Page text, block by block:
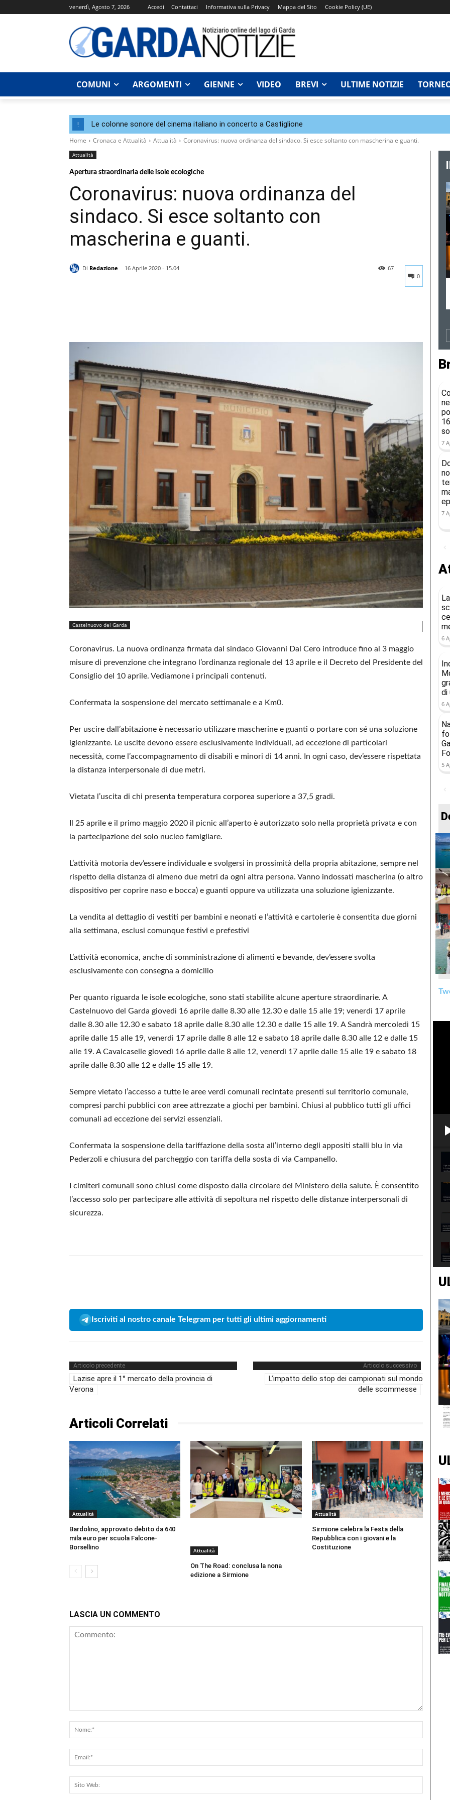
venerdì, Agosto 7, 2026 Accedi Contattaci Informativa sulla Privacy Mappa del Sito Cookie Policy (UE)
COMUNI ARGOMENTI GIENNE VIDEO BREVI ULTIME NOTIZIE
! Le colonne sonore del cinema italiano in concerto a Castiglione
Home Cronaca e Attualità Attualità Coronavirus: nuova ordinanza del sindaco. Si esce soltanto con mascherina e guanti.
Attualità
Apertura straordinaria delle isole ecologiche
Coronavirus: nuova ordinanza del
sindaco. Si esce soltanto con
mascherina e guanti.
Di Redazione
16 Aprile 2020 - 15.04
0
67
Castelnuovo del Garda
Coronavirus. La nuova ordinanza firmata dal sindaco Giovanni Dal Cero introduce fino al 3 maggio
misure di prevenzione che integrano l’ordinanza regionale del 13 aprile e il Decreto del Presidente del
Consiglio del 10 aprile. Vediamone i principali contenuti.
Confermata la sospensione del mercato settimanale e a Km0.
Per uscire dall’abitazione è necessario utilizzare mascherine e guanti o portare con sé una soluzione
igienizzante. Le uscite devono essere esclusivamente individuali, ad eccezione di particolari
necessità, come l’accompagnamento di disabili e minori di 14 anni. In ogni caso, dev’essere rispettata
la distanza interpersonale di due metri.
Vietata l’uscita di chi presenta temperatura corporea superiore a 37,5 gradi.
Il 25 aprile e il primo maggio 2020 il picnic all’aperto è autorizzato solo nella proprietà privata e con
la partecipazione del solo nucleo famigliare.
L’attività motoria dev’essere individuale e svolgersi in prossimità della propria abitazione, sempre nel
rispetto della distanza di almeno due metri da ogni altra persona. Vanno indossati mascherina (o altro
dispositivo per coprire naso e bocca) e guanti oppure va utilizzata una soluzione igienizzante.
La vendita al dettaglio di vestiti per bambini e neonati e l’attività e cartolerie è consentita due giorni
alla settimana, esclusi comunque festivi e prefestivi
L’attività economica, anche di somministrazione di alimenti e bevande, dev’essere svolta
esclusivamente con consegna a domicilio
Per quanto riguarda le isole ecologiche, sono stati stabilite alcune aperture straordinarie. A
Castelnuovo del Garda giovedì 16 aprile dalle 8.30 alle 12.30 e dalle 15 alle 19; venerdì 17 aprile
dalle 8.30 alle 12.30 e sabato 18 aprile dalle 8.30 alle 12.30 e dalle 15 alle 19. A Sandrà mercoledì 15
aprile dalle 15 alle 19, venerdì 17 aprile dalle 8 alle 12 e sabato 18 aprile dalle 8.30 alle 12 e dalle 15
alle 19. A Cavalcaselle giovedì 16 aprile dalle 8 alle 12, venerdì 17 aprile dalle 15 alle 19 e sabato 18
aprile dalle 8.30 alle 12 e dalle 15 alle 19.
Sempre vietato l’accesso a tutte le aree verdi comunali recintate presenti sul territorio comunale,
compresi parchi pubblici con aree attrezzate a giochi per bambini. Chiusi al pubblico tutti gli uffici
comunali ad eccezione dei servizi essenziali.
Confermata la sospensione della tariffazione della sosta all’interno degli appositi stalli blu in via
Pederzoli e chiusura del parcheggio con tariffa della sosta di via Campanello.
I cimiteri comunali sono chiusi come disposto dalla circolare del Ministero della salute. È consentito
l’accesso solo per partecipare alle attività di sepoltura nel rispetto delle distanze interpersonali di
sicurezza.
Iscriviti al nostro canale Telegram per tutti gli ultimi aggiornamenti
Articolo precedente
Lazise apre il 1° mercato della provincia di
Verona
Articolo successivo
L’impatto dello stop dei campionati sul mondo
delle scommesse
Articoli Correlati
Attualità
Bardolino, approvato debito da 640
mila euro per scuola Falcone-
Borsellino
Attualità
On The Road: conclusa la nona
edizione a Sirmione
Attualità
Sirmione celebra la Festa della
Repubblica con i giovani e la
Costituzione
LASCIA UN COMMENTO
Web:
7
7
6
di
6
5